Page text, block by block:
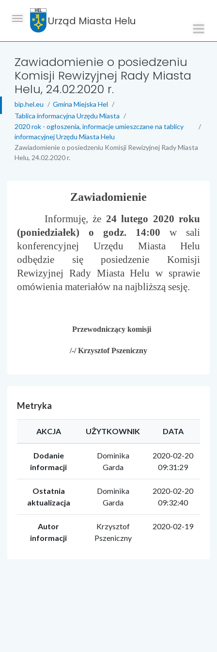
Urząd Miasta Helu
Zawiadomienie o posiedzeniu
Komisji Rewizyjnej Rady Miasta
Helu, 24.02.2020 r.
bip.hel.eu
Gmina Miejska Hel
Tablica informacyjna Urzędu Miasta
2020 rok - ogłoszenia, informacje umieszczane na tablicy
informacyjnej Urzędu Miasta Helu
Zawiadomienie o posiedzeniu Komisji Rewizyjnej Rady Miasta
Helu, 24.02.2020 r.
Zawiadomienie
Informuję, że 24 lutego 2020 roku
(poniedziałek) o godz. 14:00 w sali
konferencyjnej Urzędu Miasta Helu
odbędzie się posiedzenie Komisji
Rewizyjnej Rady Miasta Helu w sprawie
omówienia materiałów na najbliższą sesję.
Przewodniczący komisji
/-/ Krzysztof Pszeniczny
Metryka
AKCJA UŻYTKOWNIK DATA
Dodanie
informacji
Dominika
Garda
2020-02-20
09:31:29
Ostatnia
aktualizacja
Dominika
Garda
2020-02-20
09:32:40
Autor
informacji
Krzysztof
Pszeniczny
2020-02-19